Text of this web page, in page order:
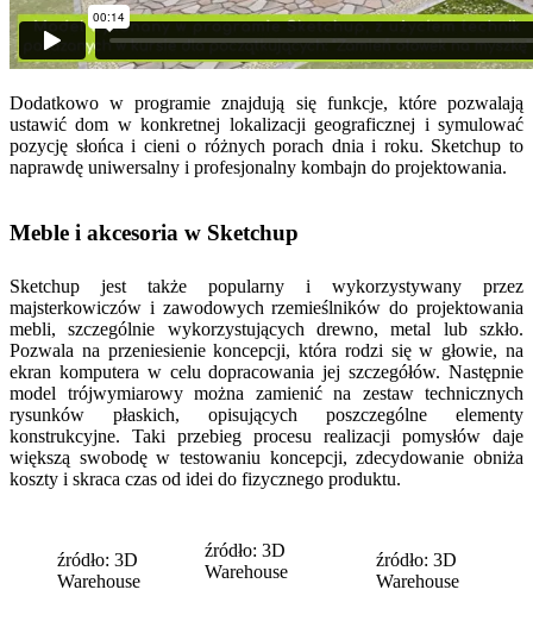
Dodatkowo w programie znajdują się funkcje, które pozwalają
ustawić dom w konkretnej lokalizacji geograficznej i symulować
pozycję słońca i cieni o różnych porach dnia i roku. Sketchup to
naprawdę uniwersalny i profesjonalny kombajn do projektowania.
Meble i akcesoria w Sketchup
Sketchup jest także popularny i wykorzystywany przez
majsterkowiczów i zawodowych rzemieślników do projektowania
mebli, szczególnie wykorzystujących drewno, metal lub szkło.
Pozwala na przeniesienie koncepcji, która rodzi się w głowie, na
ekran komputera w celu dopracowania jej szczegółów. Następnie
model trójwymiarowy można zamienić na zestaw technicznych
rysunków płaskich, opisujących poszczególne elementy
konstrukcyjne. Taki przebieg procesu realizacji pomysłów daje
większą swobodę w testowaniu koncepcji, zdecydowanie obniża
koszty i skraca czas od idei do fizycznego produktu.
źródło: 3D
Warehouse
źródło: 3D
Warehouse
źródło: 3D
Warehouse